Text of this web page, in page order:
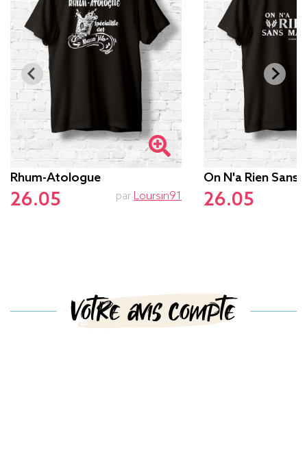
Rhum-Atologue
26.05 par Loursin91
On N'a Rien Sans
26.05
Votre avis compte